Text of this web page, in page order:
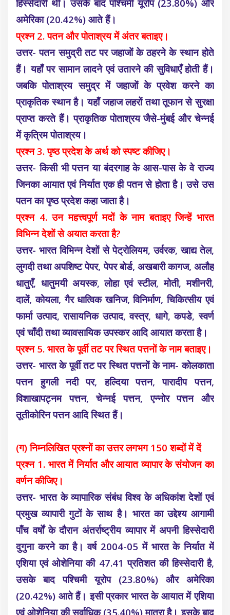
हिस्सेदारी थी। उसके बाद पश्चिमी यूरोप (23.80%) और
अमेरिका (20.42%) आते हैं।
प्रश्न 2. पतन और पोताश्रय में अंतर बताइए।
उत्तर- पतन समुद्री तट पर जहाजों के ठहरने के स्थान होते
हैं। यहाँ पर सामान लादने एवं उतारने की सुविधाएँ होती हैं।
जबकि पोताश्रय समुद्र में जहाजों के प्रवेश करने का
प्राकृतिक स्थान है। यहाँ जहाज लहरों तथा तूफान से सुरक्षा
प्राप्त करते हैं। प्राकृतिक पोताश्रय जैसे-मुंबई और चेन्नई
में कृत्रिम पोताश्रय।
प्रश्न 3. पृष्ठ प्रदेश के अर्थ को स्पष्ट कीजिए।
उत्तर- किसी भी पत्तन या बंदरगाह के आस-पास के वे राज्य
जिनका आयात एवं निर्यात एक ही पतन से होता है। उसे उस
पतन का पृष्ठ प्रदेश कहा जाता है।
प्रश्न 4. उन महत्त्वपूर्ण मदों के नाम बताइए जिन्हें भारत
विभिन्न देशों से अयात करता है?
उत्तर- भारत विभिन्न देशों से पेट्रोलियम, उर्वरक, खाद्य तेल,
लुगदी तथा अपशिष्ट पेपर, पेपर बोर्ड, अखबारी कागज, अलौह
धातुएँ, धातुमयी अयस्क, लोहा एवं स्टील, मोती, मशीनरी,
दालें, कोयला, गैर धात्विक खनिज, विनिर्माण, चिकित्सीय एवं
फार्मा उत्पाद, रासायनिक उत्पाद, वस्त्र, धागे, कपडे, स्वर्ण
एवं चाँदी तथा व्यावसायिक उपस्कर आदि आयात करता है।
प्रश्न 5. भारत के पूर्वी तट पर स्थित पत्तनों के नाम बताइए।
उत्तर- भारत के पूर्वी तट पर स्थित पत्तनों के नाम- कोलकाता
पत्तन हुगली नदी पर, हल्दिया पत्तन, पारादीप पत्तन,
विशाखापट्नम पत्तन, चेन्नई पत्तन, एन्नोर पत्तन और
तूतीकोरिन पत्तन आदि स्थित हैं।
(ग) निम्नलिखित प्रश्नों का उत्तर लगभग 150 शब्दों में दें
प्रश्न 1. भारत में निर्यात और आयात व्यापार के संयोजन का
वर्णन कीजिए।
उत्तर- भारत के व्यापारिक संबंध विश्व के अधिकांश देशों एवं
प्रमुख व्यापारी गुटों के साथ है। भारत का उद्देश्य आगामी
पाँच वर्षों के दौरान अंतर्राष्ट्रीय व्यापार में अपनी हिस्सेदारी
दुगुना करने का है। वर्ष 2004-05 में भारत के निर्यात में
एशिया एवं ओशेनिया की 47.41 प्रतिशत की हिस्सेदारी है,
उसके बाद पश्चिमी यूरोप (23.80%) और अमेरिका
(20.42%) आते हैं। इसी प्रकार भारत के आयात में एशिया
एवं ओशेनिया की सर्वाधिक (35.40%) मात्रा है। इसके बाद